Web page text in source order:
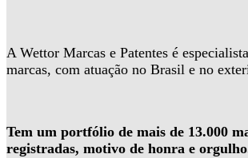
A Wettor Marcas e Patentes é
marcas, com atuação no Brasil e no
Tem um portfólio de mais de 13.000
registradas, motivo de honra e